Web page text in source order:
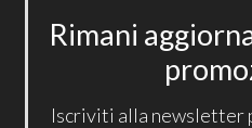
Rimani
Iscriviti alla newsletter